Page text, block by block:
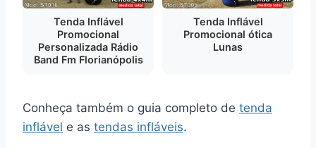
Tenda Inflável
Promocional
Personalizada Rádio
Band Fm Florianópolis
Tenda Inflável
Promocional ótica
Lunas
Conheça também o guia completo de tenda
inflável e as tendas infláveis.